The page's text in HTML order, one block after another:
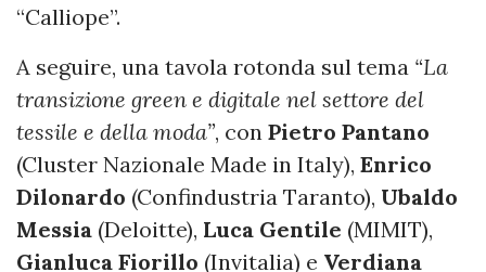
“Calliope”.
A seguire, una tavola rotonda sul tema “La
transizione green e digitale nel settore del
tessile e della moda”, con Pietro Pantano
(Cluster Nazionale Made in Italy), Enrico
Dilonardo (Confindustria Taranto), Ubaldo
Messia (Deloitte), Luca Gentile (MIMIT),
Gianluca Fiorillo (Invitalia) e Verdiana